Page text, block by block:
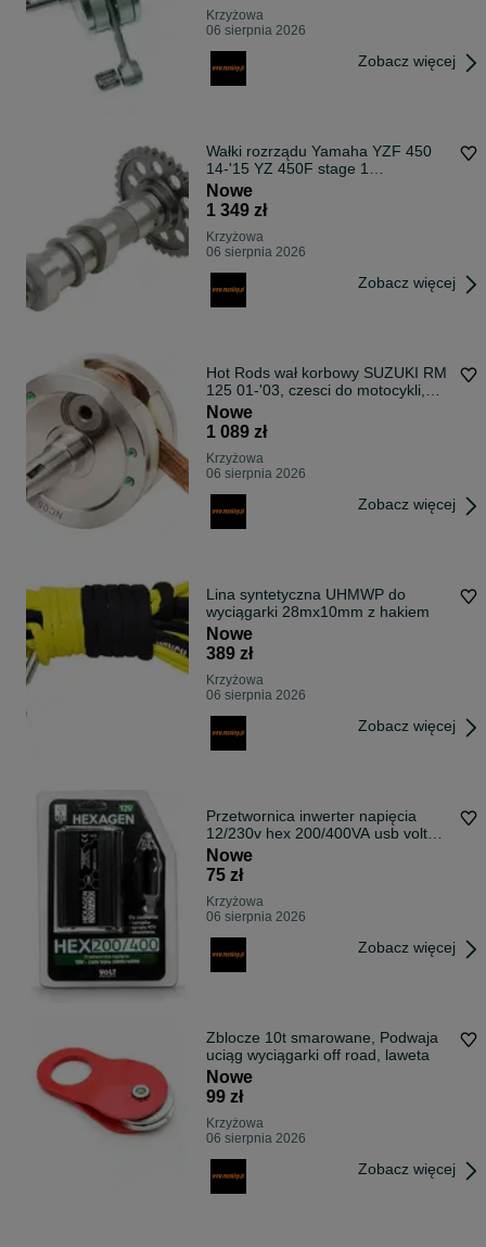
Krzyżowa
06 sierpnia 2026
Zobacz więcej
Wałki rozrządu Yamaha YZF 450
14-'15 YZ 450F stage 1
wydechowy ssący
Nowe
1 349 zł
Krzyżowa
06 sierpnia 2026
Zobacz więcej
Hot Rods wał korbowy SUZUKI RM
125 01-'03, czesci do motocykli,
quadów
Nowe
1 089 zł
Krzyżowa
06 sierpnia 2026
Zobacz więcej
Lina syntetyczna UHMWP do
wyciągarki 28mx10mm z hakiem
Nowe
389 zł
Krzyżowa
06 sierpnia 2026
Zobacz więcej
Przetwornica inwerter napięcia
12/230v hex 200/400VA usb volt
polska
Nowe
75 zł
Krzyżowa
06 sierpnia 2026
Zobacz więcej
Zblocze 10t smarowane, Podwaja
uciąg wyciągarki off road, laweta
Nowe
99 zł
Krzyżowa
06 sierpnia 2026
Zobacz więcej